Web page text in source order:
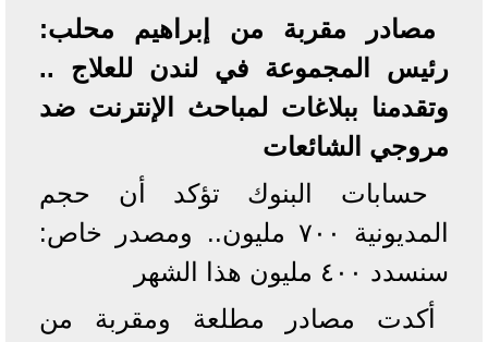
مصادر مقربة من إبراهيم محلب:
رئيس المجموعة في لندن للعلاج ..
وتقدمنا ببلاغات لمباحث الإنترنت ضد
مروجي الشائعات
حسابات البنوك تؤكد أن حجم
المديونية ٧٠٠ مليون.. ومصدر خاص:
سنسدد ٤٠٠ مليون هذا الشهر
أكدت مصادر مطلعة ومقربة من